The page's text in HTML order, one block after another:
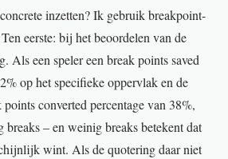
inzetten? Ik gebruik breakpoint-
eerste: bij het beoordelen van de
Als een speler een break points saved
op het specifieke oppervlak en de
points converted percentage van 38%,
– en weinig breaks betekent dat
wint. Als de quotering daar niet